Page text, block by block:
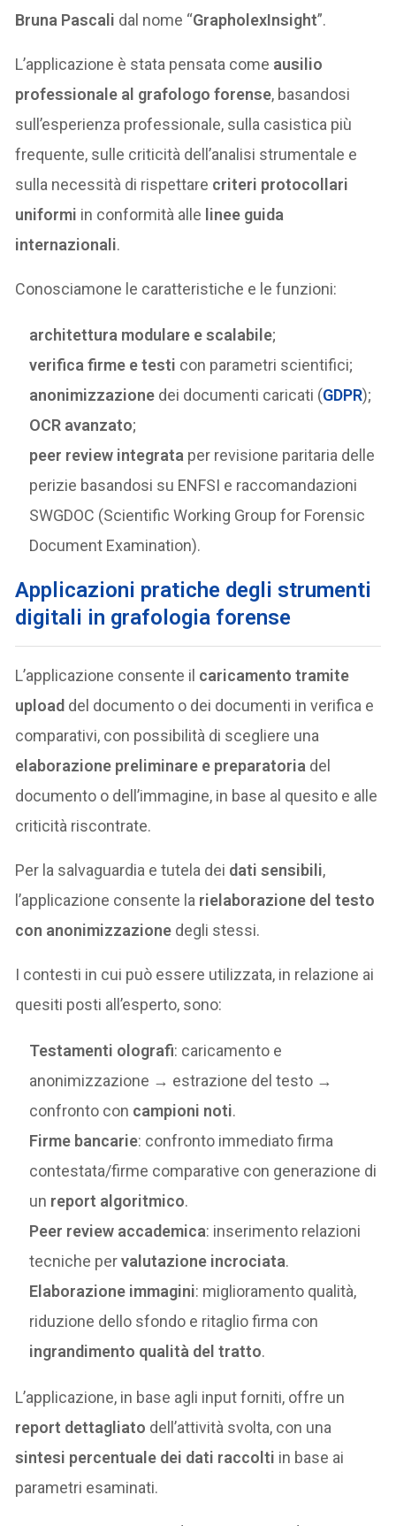
Bruna Pascali dal nome “GrapholexInsight”.
L’applicazione è stata pensata come ausilio
professionale al grafologo forense, basandosi
sull’esperienza professionale, sulla casistica più
frequente, sulle criticità dell’analisi strumentale e
sulla necessità di rispettare criteri protocollari
uniformi in conformità alle linee guida
internazionali.
Conosciamone le caratteristiche e le funzioni:
architettura modulare e scalabile;
verifica firme e testi con parametri scientifici;
anonimizzazione dei documenti caricati (GDPR);
OCR avanzato;
peer review integrata per revisione paritaria delle
perizie basandosi su ENFSI e raccomandazioni
SWGDOC (Scientific Working Group for Forensic
Document Examination).
Applicazioni pratiche degli strumenti
digitali in grafologia forense
L’applicazione consente il caricamento tramite
upload del documento o dei documenti in verifica e
comparativi, con possibilità di scegliere una
elaborazione preliminare e preparatoria del
documento o dell’immagine, in base al quesito e alle
criticità riscontrate.
Per la salvaguardia e tutela dei dati sensibili,
l’applicazione consente la rielaborazione del testo
con anonimizzazione degli stessi.
I contesti in cui può essere utilizzata, in relazione ai
quesiti posti all’esperto, sono:
Testamenti olografi: caricamento e
anonimizzazione → estrazione del testo →
confronto con campioni noti.
Firme bancarie: confronto immediato firma
contestata/firme comparative con generazione di
un report algoritmico.
Peer review accademica: inserimento relazioni
tecniche pervalutazione incrociata.
Elaborazione immagini: miglioramento qualità,
riduzione dello sfondo e ritaglio firma con
ingrandimento qualità del tratto.
L’applicazione, in base agli input forniti, offre un
report dettagliato dell’attività svolta, con una
sintesi percentuale dei dati raccolti in base ai
parametri esaminati.